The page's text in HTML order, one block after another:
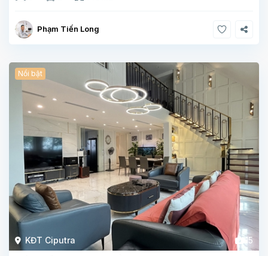
mang lại
Phạm Tiến Long
KĐT Ciputra 15
Nổi bật